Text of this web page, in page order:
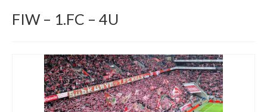
Termine
Über uns
Mitmachen
Downloads
FIW – 1.FC – 4U